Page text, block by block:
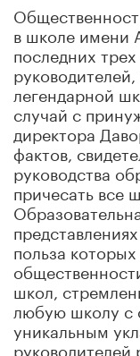
в школе имени
последних
легендарной
случай с
директора
фактов,
руководства
причесать все
польза
школ,
любую школу с
уникальным
руководителей